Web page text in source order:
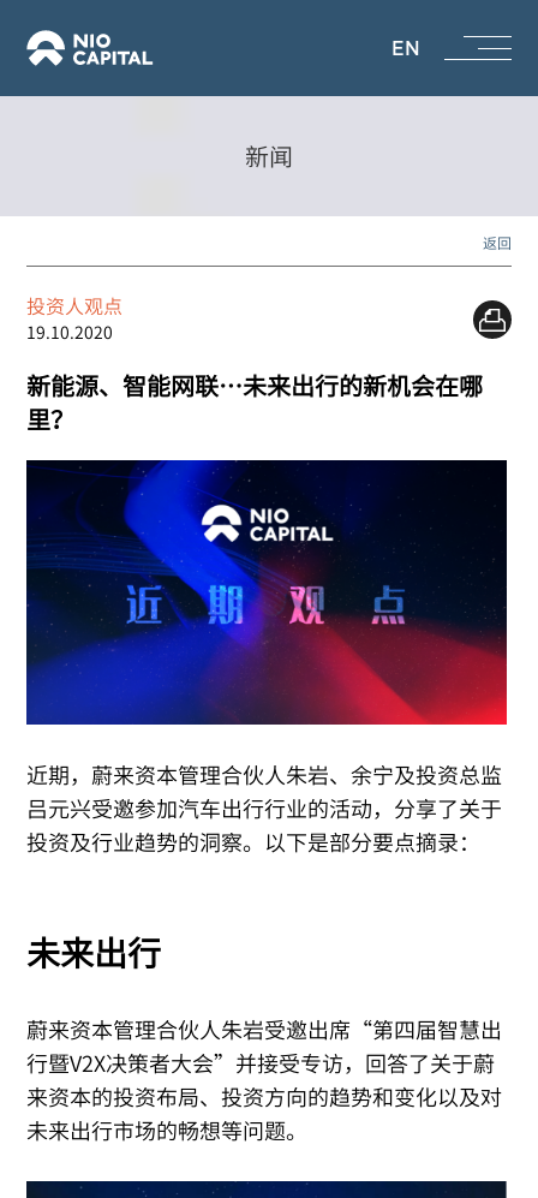
EN
新闻
返回
投资人观点
19.10.2020
新能源、智能网联…未来出行的新机会在哪
里？
近期，蔚来资本管理合伙人朱岩、余宁及投资总监
吕元兴受邀参加汽车出行行业的活动，分享了关于
投资及行业趋势的洞察。以下是部分要点摘录：
未来出行
蔚来资本管理合伙人朱岩受邀出席“第四届智慧出
行暨V2X决策者大会”并接受专访，回答了关于蔚
来资本的投资布局、投资方向的趋势和变化以及对
未来出行市场的畅想等问题。